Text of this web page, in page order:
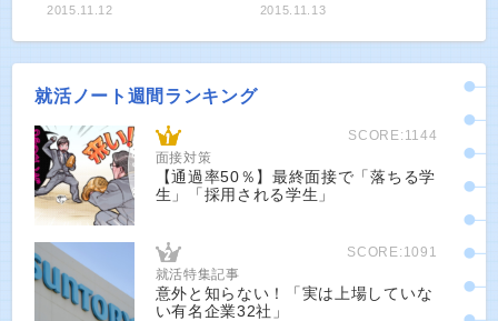
2015.11.12 2015.11.13
就活ノート週間ランキング
SCORE:1144
面接対策
【通過率50％】最終面接で「落ちる学
生」「採用される学生」
SCORE:1091
就活特集記事
意外と知らない！「実は上場していな
い有名企業32社」